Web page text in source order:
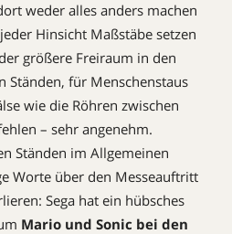
weder alles anders machen
Hinsicht Maßstäbe setzen
größere Freiraum in den
Ständen, für Menschenstaus
wie die Röhren zwischen
– sehr angenehm.
Ständen im Allgemeinen
Worte über den Messeauftritt
Sega hat ein hübsches
Mario und Sonic bei den